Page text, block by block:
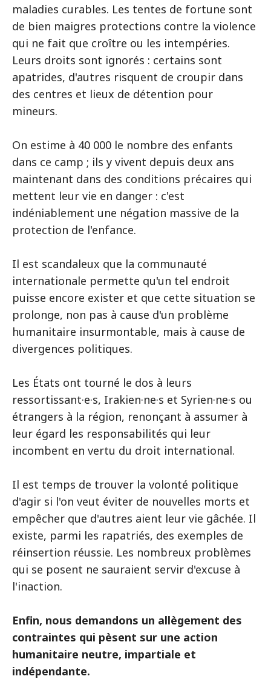
maladies curables. Les tentes de fortune sont
de bien maigres protections contre la violence
qui ne fait que croître ou les intempéries.
Leurs droits sont ignorés : certains sont
apatrides, d'autres risquent de croupir dans
des centres et lieux de détention pour
mineurs.
On estime à 40 000 le nombre des enfants
dans ce camp ; ils y vivent depuis deux ans
maintenant dans des conditions précaires qui
mettent leur vie en danger : c'est
indéniablement une négation massive de la
protection de l'enfance.
Il est scandaleux que la communauté
internationale permette qu'un tel endroit
puisse encore exister et que cette situation se
prolonge, non pas à cause d'un problème
humanitaire insurmontable, mais à cause de
divergences politiques.
Les États ont tourné le dos à leurs
ressortissant·e·s, Irakien·ne·s et Syrien·ne·s ou
étrangers à la région, renonçant à assumer à
leur égard les responsabilités qui leur
incombent en vertu du droit international.
Il est temps de trouver la volonté politique
d'agir si l'on veut éviter de nouvelles morts et
empêcher que d'autres aient leur vie gâchée. Il
existe, parmi les rapatriés, des exemples de
réinsertion réussie. Les nombreux problèmes
qui se posent ne sauraient servir d'excuse à
l'inaction.
Enfin, nous demandons un allègement des
contraintes qui pèsent sur une action
humanitaire neutre, impartiale et
indépendante.